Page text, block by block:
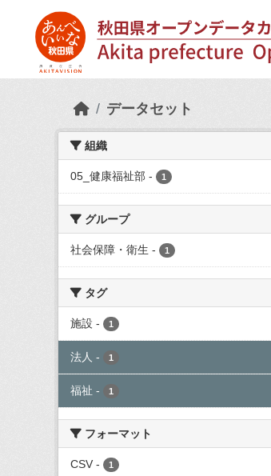
データセット
組織
05_健康福祉部 - 1
グループ
社会保障・衛生 - 1
タグ
施設 - 1
法人 - 1
福祉 - 1
フォーマット
CSV - 1